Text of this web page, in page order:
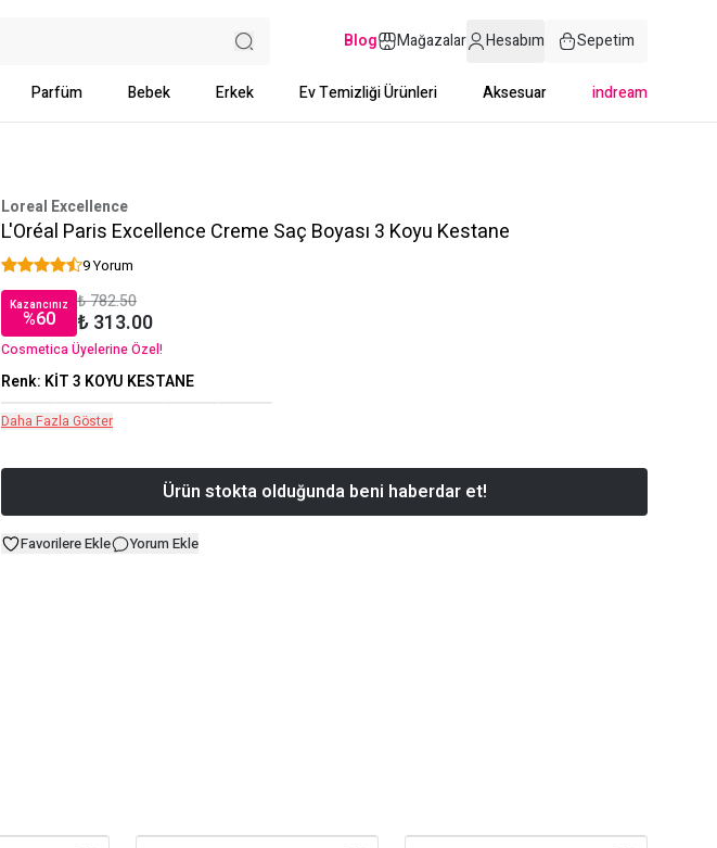
Blog Mağazalar Hesabım Sepetim
Parfüm Bebek Erkek Ev Temizliği Ürünleri Aksesuar indream
Loreal Excellence
L'Oréal Paris Excellence Creme Saç Boyası 3 Koyu Kestane
9 Yorum
Kazancınız
%60
₺ 782.50
₺ 313.00
Cosmetica Üyelerine Özel!
Renk: KİT 3 KOYU KESTANE
Daha Fazla Göster
Ürün stokta olduğunda beni haberdar et!
Favorilere Ekle Yorum Ekle